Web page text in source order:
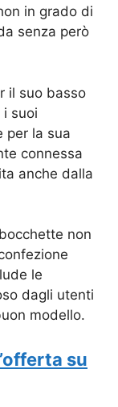
in grado di
senza però
il suo basso
suoi
per la sua
connessa
anche dalla
non
le
dagli utenti
modello.
su